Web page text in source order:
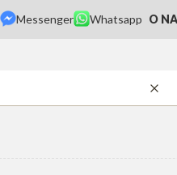
Messenger Whatsapp O